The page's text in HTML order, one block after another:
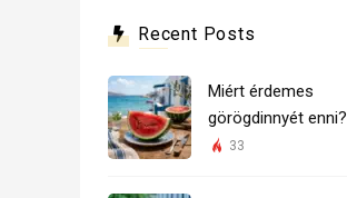
Recent Posts
Miért érdemes
görögdinnyét enni?
33